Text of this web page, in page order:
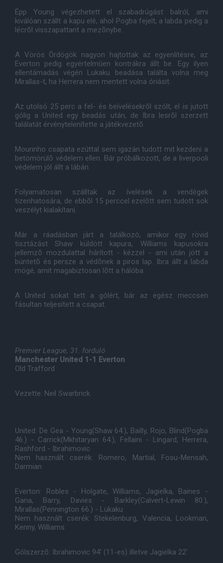
Épp Young végezhetett el szabadrúgást balról, ami
kiválóan szállt a kapu elé, ahol Pogba fejelt, a labda pedig a
lécrõl visszapattant a mezõnybe.
A Vörös Ördögök nagyon hajtottak az egyenlítésre, az
Everton pedig egyértelmûen kontrákra állt be. Egy ilyen
ellentámadás végén Lukaku beadása találta volna meg
Mirallas-t, ha Herrera nem mentett volna óriásit.
Az utolsó 25 perc a fel- és beívelésekrõl szólt, el is jutott
gólig a United egy beadás után, de Ibra lesrõl szerzett
találatát érvénytelenítette a játékvezetõ.
Mourinho csapata ezúttal sem igazán tudott mit kezdeni a
betömörülõ védelem ellen. Bár próbálkozott, de a liverpooli
védelem jól állt a lábán.
Folyamatosan szálltak az ívelések a vendégek
tizenhatosára, de ebbõl 15 perccel ezelõtt sem tudott sok
veszélyt kialakítani.
Már a ráadásban járt a találkozó, amikor egy rövid
tisztázást Shaw küldött kapura, Williams kapusokra
jellemzõ mozdulattal hárított - kézzel - ami után jött a
büntetõ és persze a védõnek a piros lap. Ibra állt a labda
mögé, amit magabiztosan lõtt a hálóba.
A United sokat tett a gólért, bár az egész meccsen
fásultan teljesített a csapat.
Premier League, 31. forduló
Manchester United 1-1 Everton
Old Trafford
Vezette: Neil Swarbrick
United: De Gea - Young(Shaw 64.), Bailly, Rojo, Blind(Pogba
46.) - Carrick(Mkhitaryan 64.), Fellaini - Lingard, Herrera,
Rashford - Ibrahimovic
Nem használt cserék: Romero, Martial, Fosu-Mensah,
Darmian
Everton: Robles - Holgate, Williams, Jagielka, Baines -
Gana, Barry, Davies - Barkley(Calvert-Lewin 80.),
Mirallas(Pennington 66.) - Lukaku
Nem használt cserék: Stekelenburg, Valencia, Lookman,
Kenny, Williams
Gólszerzõ: Ibrahimovic 94' (11-es) illetve Jagielka 22'